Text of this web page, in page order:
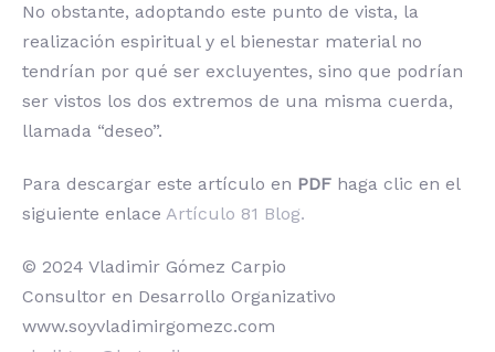
No obstante, adoptando este punto de vista, la
realización espiritual y el bienestar material no
tendrían por qué ser excluyentes, sino que podrían
ser vistos los dos extremos de una misma cuerda,
llamada “deseo”.
Para descargar este artículo en PDF haga clic en el
siguiente enlace Artículo 81 Blog.
© 2024 Vladimir Gómez Carpio
Consultor en Desarrollo Organizativo
www.soyvladimirgomezc.com